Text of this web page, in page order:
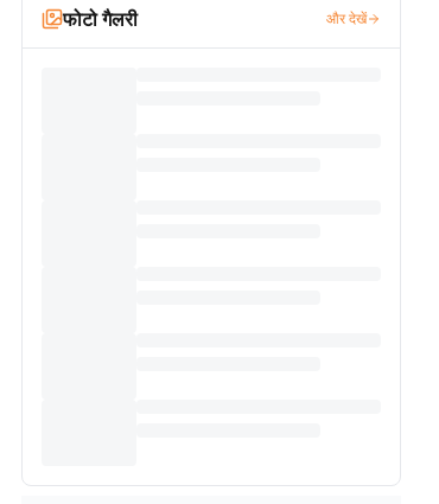
फोटो गैलरी और देखें